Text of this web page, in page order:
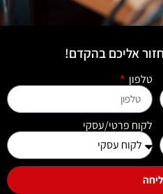
אליכם בהקדם!
טלפון
לקוח פרטי/עסקי